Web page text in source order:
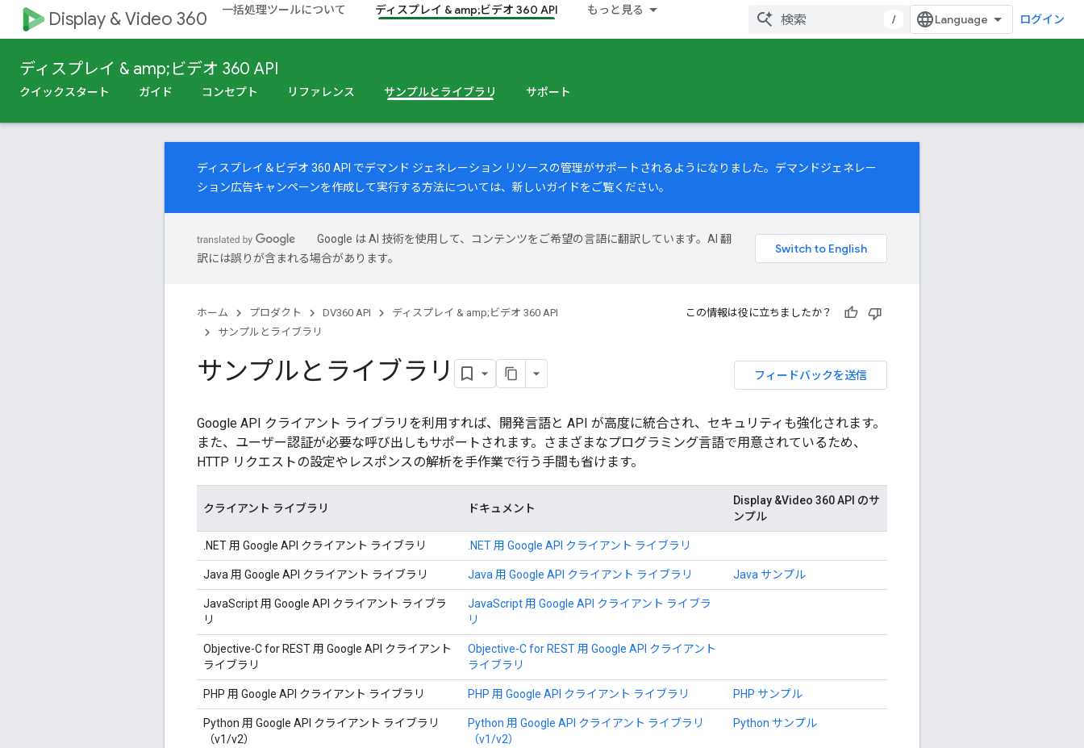
Display & Video 360 一括処理ツールについて ディスプレイ & amp;ビデオ 360 API もっと見る
/ ログイン
ディスプレイ & amp;ビデオ 360 API
クイックスタート ガイド コンセプト リファレンス サンプルとライブラリ サポート
ディスプレイ＆ビデオ 360 API でデマンド ジェネレーション リソースの管理がサポートされるようになりました。デマンドジェネレー
ション広告キャンペーンを作成して実行する方法については、 新しいガイドをご覧ください。
Google は AI 技術を使用して、コンテンツをご希望の言語に翻訳しています。AI 翻
訳には誤りが含まれる場合があります。
ホーム プロダクト DV360 API
ディスプレイ & amp;ビデオ 360 API
サンプルとライブラリ
この情報は役に立ちましたか？
フィードバックを送信
サンプルとライブラリ
Google API クライアント ライブラリを利用すれば、開発言語と API が高度に統合され、セキュリティも強化されます。
また、ユーザー認証が必要な呼び出しもサポートされます。さまざまなプログラミング言語で用意されているため、
HTTP リクエストの設定やレスポンスの解析を手作業で行う手間も省けます。
クライアント ライブラリ ドキュメント
Display &Video 360 API のサ
ンプル
.NET 用 Google API クライアント ライブラリ .NET 用 Google API クライアント ライブラリ
Java 用 Google API クライアント ライブラリ Java 用 Google API クライアント ライブラリ Java サンプル
JavaScript 用 Google API クライアント ライブラ
リ
JavaScript 用 Google API クライアント ライブラ
リ
Objective-C for REST 用 Google API クライアント
ライブラリ
Objective-C for REST 用 Google API クライアント
ライブラリ
PHP 用 Google API クライアント ライブラリ PHP 用 Google API クライアント ライブラリ PHP サンプル
Python 用 Google API クライアント ライブラリ
（v1/v2）
Python 用 Google API クライアント ライブラリ
（v1/v2）
Python サンプル